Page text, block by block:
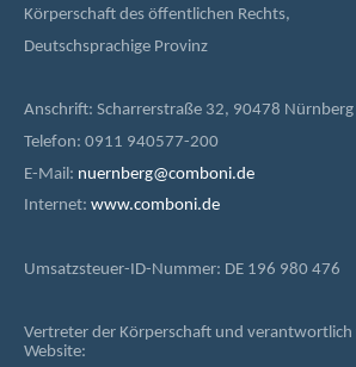
Körperschaft des öffentlichen Rechts,
Deutschsprachige Provinz
Anschrift: Scharrerstraße 32, 90478 Nürnberg
Telefon: 0911 940577-200
E-Mail: nuernberg@comboni.de
Internet: www.comboni.de
Umsatzsteuer-ID-Nummer: DE 196 980 476
Vertreter der Körperschaft und
Website: